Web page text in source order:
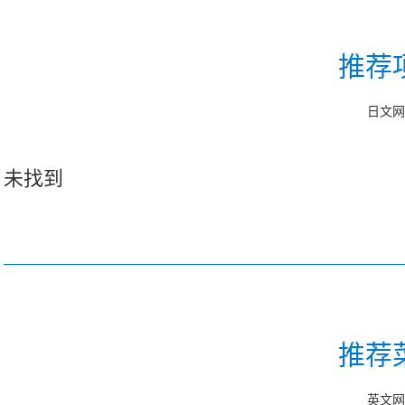
推荐
日文
未找到
推荐
英文